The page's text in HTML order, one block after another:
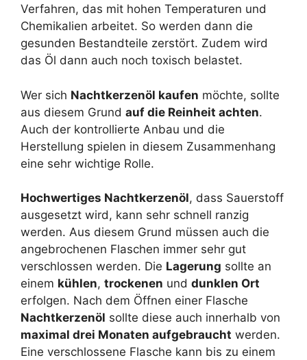
Verfahren, das mit hohen Temperaturen und
Chemikalien arbeitet. So werden dann die
gesunden Bestandteile zerstört. Zudem wird
das Öl dann auch noch toxisch belastet.
Wer sich Nachtkerzenöl kaufen möchte, sollte
aus diesem Grund auf die Reinheit achten.
Auch der kontrollierte Anbau und die
Herstellung spielen in diesem Zusammenhang
eine sehr wichtige Rolle.
Hochwertiges Nachtkerzenöl, dass Sauerstoff
ausgesetzt wird, kann sehr schnell ranzig
werden. Aus diesem Grund müssen auch die
angebrochenen Flaschen immer sehr gut
verschlossen werden. Die Lagerung sollte an
einem kühlen, trockenen und dunklen Ort
erfolgen. Nach dem Öffnen einer Flasche
Nachtkerzenöl sollte diese auch innerhalb von
maximal drei Monaten aufgebraucht werden.
Eine verschlossene Flasche kann bis zu einem